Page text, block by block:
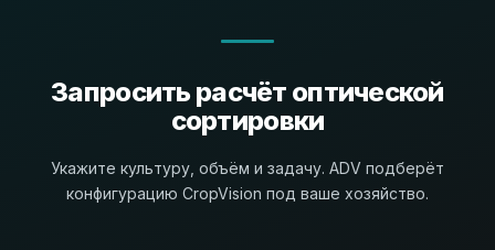
Запросить расчёт оптической
сортировки
Укажите культуру, объём и задачу. ADV подберёт
конфигурацию CropVision под ваше хозяйство.